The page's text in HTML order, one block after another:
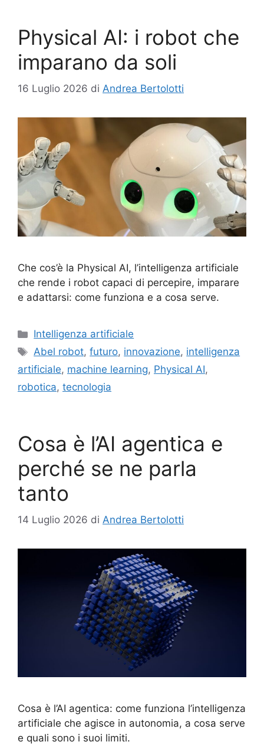
Physical AI: i robot che
imparano da soli
16 Luglio 2026 di Andrea Bertolotti
Che cos’è la Physical AI, l’intelligenza artificiale
che rende i robot capaci di percepire, imparare
e adattarsi: come funziona e a cosa serve.
Categorie
Intelligenza artificiale
Tag
Abel robot,futuro, innovazione, intelligenza
artificiale, machine learning, Physical AI,
robotica, tecnologia
Cosa è l’AI agentica e
perché se ne parla
tanto
14 Luglio 2026 di Andrea Bertolotti
Cosa è l’AI agentica: come funziona l’intelligenza
artificiale che agisce in autonomia, a cosa serve
e quali sono i suoi limiti.